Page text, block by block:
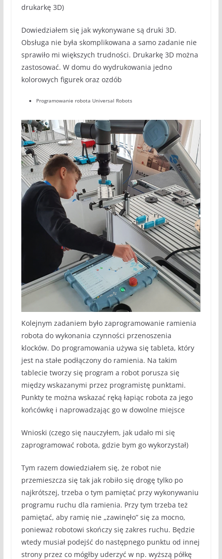
drukarkę 3D)
Dowiedziałem się jak wykonywane są druki 3D.
Obsługa nie była skomplikowana a samo zadanie nie
sprawiło mi większych trudności. Drukarkę 3D można
zastosować. W domu do wydrukowania jedno
kolorowych figurek oraz ozdób
Programowanie robota Universal Robots
Kolejnym zadaniem było zaprogramowanie ramienia
robota do wykonania czynności przenoszenia
klocków. Do programowania używa się tableta, który
jest na stałe podłączony do ramienia. Na takim
tablecie tworzy się program a robot porusza się
między wskazanymi przez programistę punktami.
Punkty te można wskazać ręką łapiąc robota za jego
końcówkę i naprowadzając go w dowolne miejsce
Wnioski (czego się nauczyłem, jak udało mi się
zaprogramować robota, gdzie bym go wykorzystał)
Tym razem dowiedziałem się, że robot nie
przemieszcza się tak jak robiło się drogę tylko po
najkrótszej, trzeba o tym pamiętać przy wykonywaniu
programu ruchu dla ramienia. Przy tym trzeba też
pamiętać, aby ramię nie „zawinęło” się za mocno,
ponieważ robotowi skończy się zakres ruchu. Będzie
wtedy musiał podejść do następnego punktu od innej
strony przez co mógłby uderzyć w np. wyższą półkę